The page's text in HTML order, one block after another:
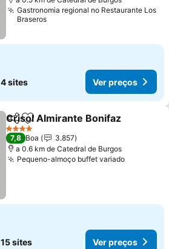
Gastronomia regional no Restaurante Los
Braseros
4 sites Ver preços
PartilharAdicionar aos favoritos
Crisol Almirante Bonifaz
4 Estrelas
7,8 Boa
3.857
a 0.6 km de Catedral de Burgos
Pequeno-almoço buffet variadoVer
15 sites Ver preços